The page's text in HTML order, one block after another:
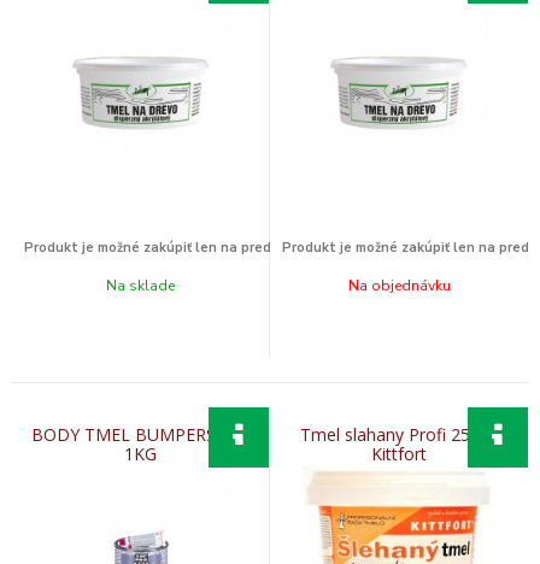
Na sklade Na objednávku
BODY TMEL BUMPERSOFT
1KG
Tmel slahany Profi 250ml
Kittfort